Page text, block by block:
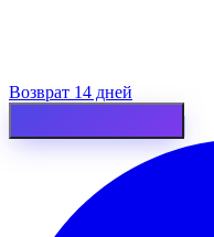
Возврат 14 дней